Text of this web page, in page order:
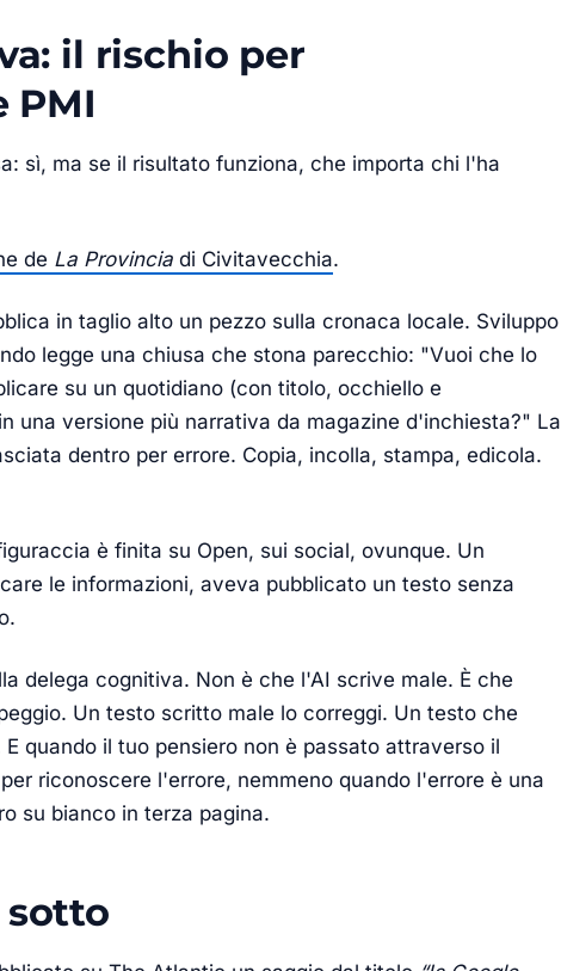
il rischio per
PMI
sì, ma se il risultato funziona, che importa chi l'ha
de La Provincia di Civitavecchia.
in taglio alto un pezzo sulla cronaca locale. Sviluppo
legge una chiusa che stona parecchio: "Vuoi che lo
su un quotidiano (con titolo, occhiello e
una versione più narrativa da magazine d'inchiesta?" La
dentro per errore. Copia, incolla, stampa, edicola.
è finita su Open, sui social, ovunque. Un
le informazioni, aveva pubblicato un testo senza
delega cognitiva. Non è che l'AI scrive male. È che
Un testo scritto male lo correggi. Un testo che
quando il tuo pensiero non è passato attraverso il
riconoscere l'errore, nemmeno quando l'errore è una
su bianco in terza pagina.